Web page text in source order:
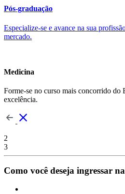
Pós-graduação
Especialize-se e avance na sua
mercado.
Medicina
Forme-se no curso mais concorrido do
excelência.
2
3
Como você deseja ingressar